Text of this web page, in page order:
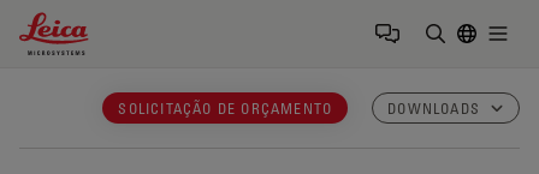
Leica Microsystems Logo
SOLICITAÇÃO DE ORÇAMENTO DOWNLOADS